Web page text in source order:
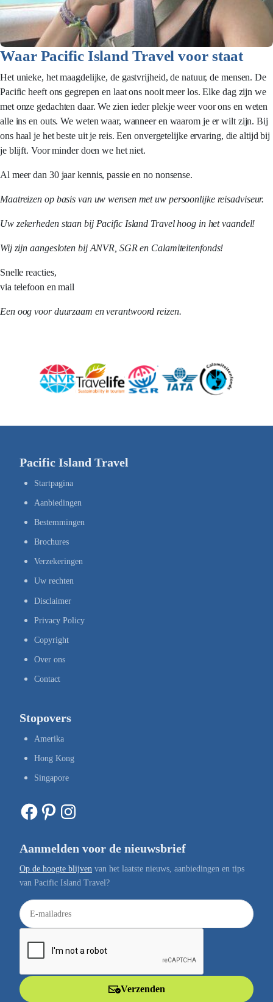
Waar Pacific Island Travel voor staat
Het unieke, het maagdelijke, de gastvrijheid, de natuur, de mensen. De
Pacific heeft ons gegrepen en laat ons nooit meer los. Elke dag zijn we
met onze gedachten daar. We zien ieder plekje weer voor ons en weten
alle ins en outs. We weten waar, wanneer en waarom je er wilt zijn. Bij
ons haal je het beste uit je reis. Een onvergetelijke ervaring, die altijd bij
je blijft. Voor minder doen we het niet.
Al meer dan 30 jaar kennis, passie en no nonsense.
Maatreizen op basis van uw wensen met uw persoonlijke reisadviseur.
Uw zekerheden staan bij Pacific Island Travel hoog in het vaandel!
Wij zijn aangesloten bij ANVR, SGR en Calamiteitenfonds!
Snelle reacties,
via telefoon en mail
Een oog voor duurzaam en verantwoord reizen.
Pacific Island Travel
Startpagina
Aanbiedingen
Bestemmingen
Brochures
Verzekeringen
Uw rechten
Disclaimer
Privacy Policy
Copyright
Over ons
Contact
Stopovers
Amerika
Hong Kong
Singapore
Facebook Pinterest Instagram
Aanmelden voor de nieuwsbrief
Op de hoogte blijven van het laatste nieuws, aanbiedingen en tips
van Pacific Island Travel?
E
-
a
Verzenden